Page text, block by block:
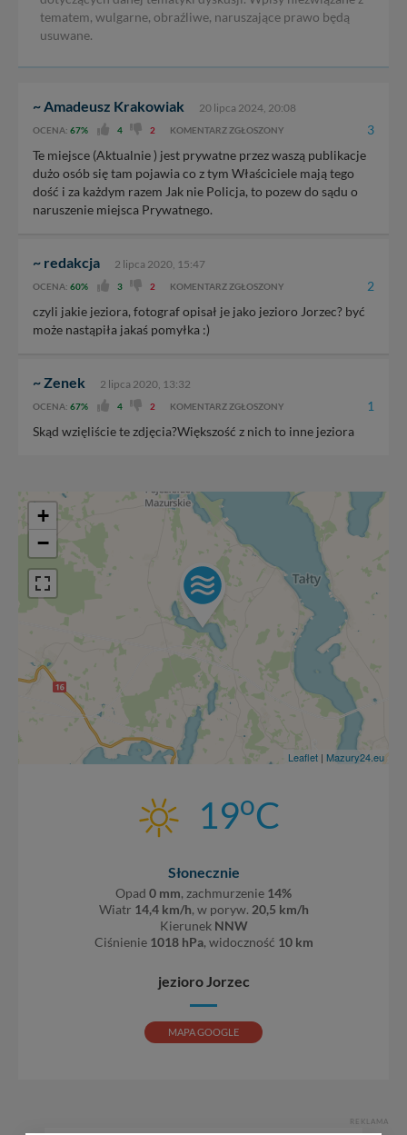
tematem, wulgarne, obraźliwe, naruszające prawo będą
usuwane.
~ Amadeusz Krakowiak 20 lipca 2024, 20:08
OCENA: 67% 4 2 KOMENTARZ ZGŁOSZONY 3
Te miejsce (Aktualnie ) jest prywatne przez waszą publikacje
dużo osób się tam pojawia co z tym Właściciele mają tego
dość i za każdym razem Jak nie Policja, to pozew do sądu o
naruszenie miejsca Prywatnego.
~ redakcja 2 lipca 2020, 15:47
OCENA: 60% 3 2 KOMENTARZ ZGŁOSZONY 2
czyli jakie jeziora, fotograf opisał je jako jezioro Jorzec? być
może nastąpiła jakaś pomyłka :)
~ Zenek 2 lipca 2020, 13:32
OCENA: 67% 4 2 KOMENTARZ ZGŁOSZONY 1
Skąd wzięliście te zdjęcia?Większość z nich to inne jeziora
+
−
Leaflet | Mazury24.eu
19oC
Słonecznie
Opad 0 mm, zachmurzenie 14%
Wiatr 14,4 km/h, w poryw. 20,5 km/h
Kierunek NNW
Ciśnienie 1018 hPa, widoczność 10 km
jezioro Jorzec
MAPA GOOGLE
REKLAMA